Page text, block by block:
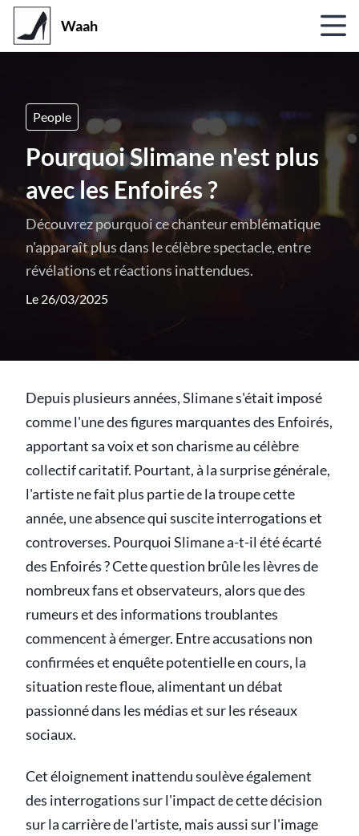
Waah
People
Pourquoi Slimane n'est plus
avec les Enfoirés ?
Découvrez pourquoi ce chanteur emblématique
n'apparaît plus dans le célèbre spectacle, entre
révélations et réactions inattendues.
Le 26/03/2025
Depuis plusieurs années, Slimane s'était imposé
comme l'une des figures marquantes des Enfoirés,
apportant sa voix et son charisme au célèbre
collectif caritatif. Pourtant, à la surprise générale,
l'artiste ne fait plus partie de la troupe cette
année, une absence qui suscite interrogations et
controverses. Pourquoi Slimane a-t-il été écarté
des Enfoirés ? Cette question brûle les lèvres de
nombreux fans et observateurs, alors que des
rumeurs et des informations troublantes
commencent à émerger. Entre accusations non
confirmées et enquête potentielle en cours, la
situation reste floue, alimentant un débat
passionné dans les médias et sur les réseaux
sociaux.
Cet éloignement inattendu soulève également
des interrogations sur l'impact de cette décision
sur la carrière de l'artiste, mais aussi sur l'image